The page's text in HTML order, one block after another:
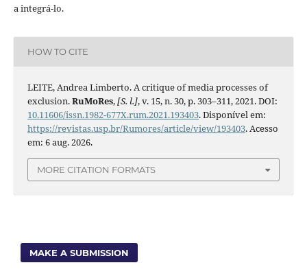
a integrá-lo.
HOW TO CITE
LEITE, Andrea Limberto. A critique of media processes of
exclusion.RuMoRes,[S. l.], v. 15, n. 30, p. 303–311, 2021. DOI:
10.11606/issn.1982-677X.rum.2021.193403. Disponível em:
https://revistas.usp.br/Rumores/article/view/193403. Acesso
em: 6 aug. 2026.
MORE CITATION FORMATS
MAKE A SUBMISSION